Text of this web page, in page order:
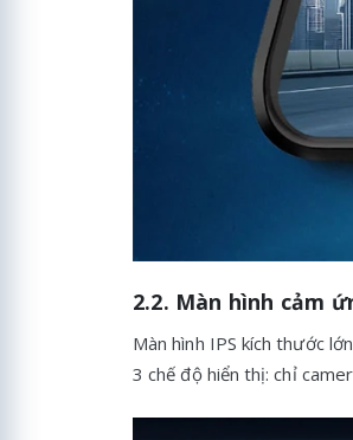
2.2. Màn hình cảm
Màn hình IPS kích thước
3 chế độ hiển thị: chỉ